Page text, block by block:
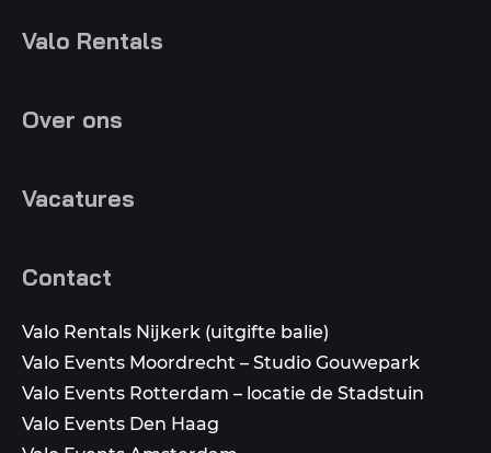
Valo Rentals
Over ons
Vacatures
Contact
Valo Rentals Nijkerk (uitgifte balie)
Valo Events Moordrecht – Studio Gouwepark
Valo Events Rotterdam – locatie de Stadstuin
Valo Events Den Haag